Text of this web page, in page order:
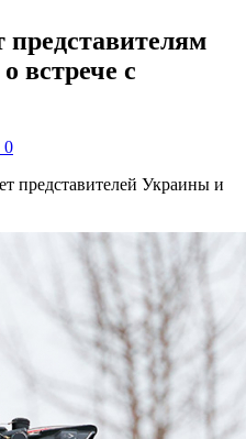
встрече с
0
представителей Украины и